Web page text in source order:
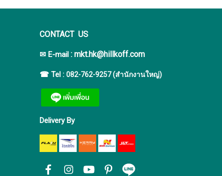
CONTACT US
✉ E-mail:mkt.hk@hillkoff.com
☎ Tel : 082-762-9257 (สำนักงานใหญ่)
Delivery By